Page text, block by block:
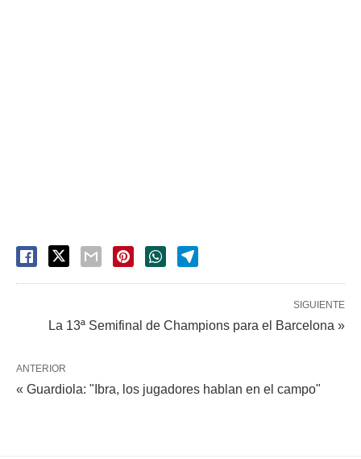
SIGUIENTE
La 13ª Semifinal de Champions para el Barcelona »
ANTERIOR
« Guardiola: "Ibra, los jugadores hablan en el campo"